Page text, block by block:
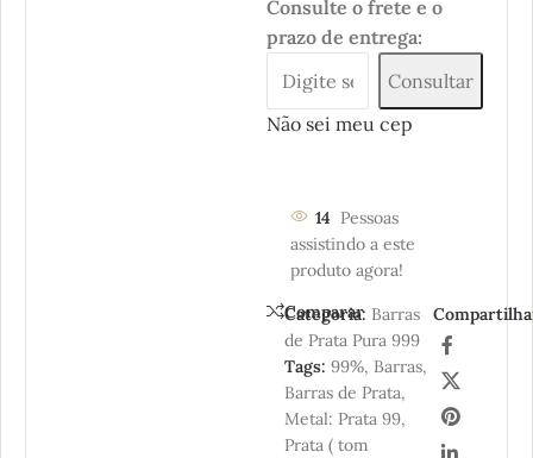
Consulte o frete e o
prazo de entrega:
Consultar
Não sei meu cep
14 Pessoas
assistindo a este
produto agora!
Comparar
Categoria: Barras
de Prata Pura 999
Tags: 99%, Barras,
Barras de Prata,
Metal: Prata 99,
Prata ( tom